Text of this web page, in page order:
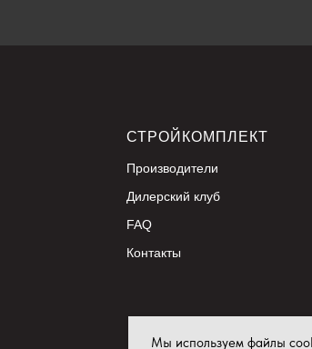
Мы используем файлы
СТРОЙКОМПЛЕКТ
Производители
Дилерский клуб
FAQ
Контакты